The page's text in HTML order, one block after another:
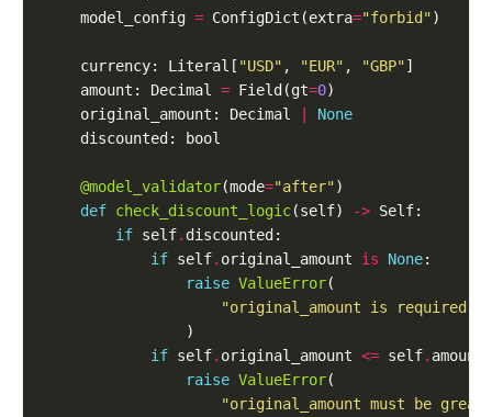
    model_config
= ConfigDict(extra="forbid"
    currency: Literal[
"USD" , "EUR" , "GBP"
    amount: Decimal
= Field(gt=0
    original_amount: Decimal
None
@model_validator(mode="after"
def check_discount_logic(self) ->
if self.
if self. original_amount is None
raise ValueError
"original_amount is required
if self. original_amount <= self.
raise ValueError
"original_amount must be